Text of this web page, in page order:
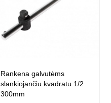
Rankena galvutėms
slankiojančiu kvadratu 1/2
300mm